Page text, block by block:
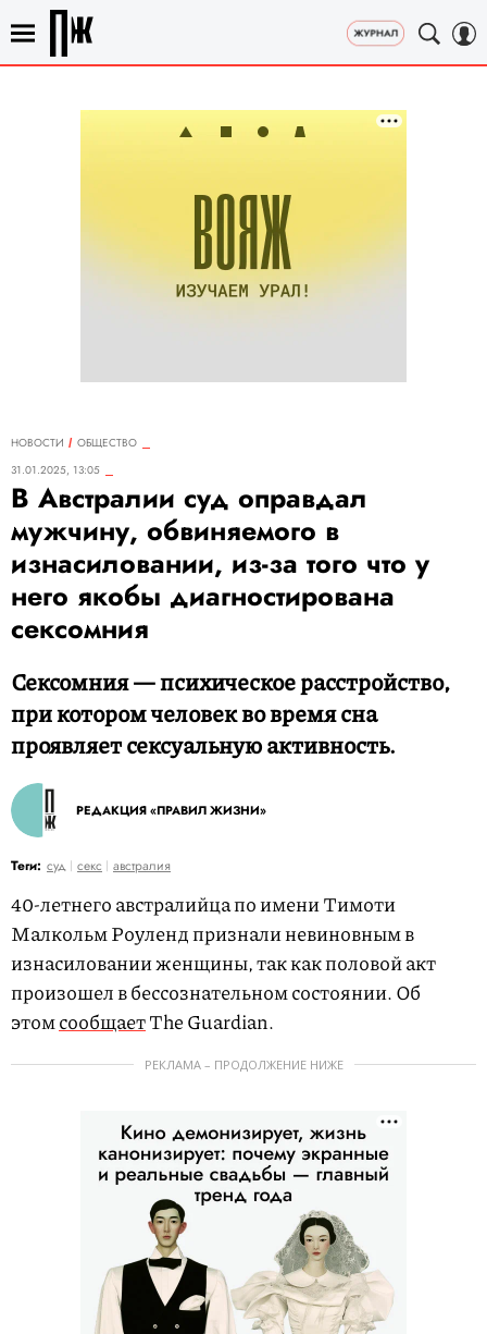
НОВОСТИ
ОБЩЕСТВО
31.01.2025, 13:05
В Австралии суд оправдал
мужчину, обвиняемого в
изнасиловании, из-за того что у
него якобы диагностирована
сексомния
Сексомния — психическое расстройство,
при котором человек во время сна
проявляет сексуальную активность.
РЕДАКЦИЯ «ПРАВИЛ ЖИЗНИ»
Теги: суд секс австралия
40-летнего австралийца по имени Тимоти
Малкольм Роуленд признали невиновным в
изнасиловании женщины, так как половой акт
произошел в бессознательном состоянии. Об
этомсообщаетThe Guardian.
РЕКЛАМА – ПРОДОЛЖЕНИЕ НИЖЕ